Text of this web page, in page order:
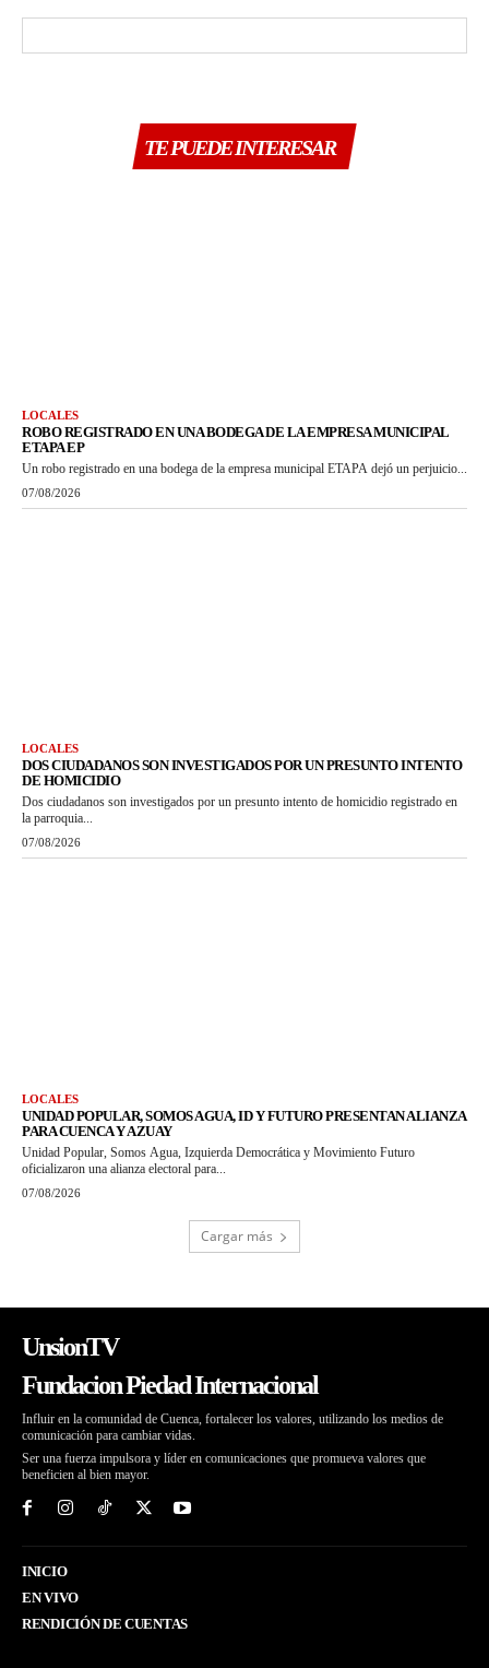
TE PUEDE INTERESAR
LOCALES
ROBO REGISTRADO EN UNA BODEGA DE LA EMPRESA MUNICIPAL
ETAPA EP
Un robo registrado en una bodega de la empresa municipal ETAPA dejó un perjuicio...
07/08/2026
LOCALES
DOS CIUDADANOS SON INVESTIGADOS POR UN PRESUNTO INTENTO
DE HOMICIDIO
Dos ciudadanos son investigados por un presunto intento de homicidio registrado en
la parroquia...
07/08/2026
LOCALES
UNIDAD POPULAR, SOMOS AGUA, ID Y FUTURO PRESENTAN ALIANZA
PARA CUENCA Y AZUAY
Unidad Popular, Somos Agua, Izquierda Democrática y Movimiento Futuro
oficializaron una alianza electoral para...
07/08/2026
Cargar más
UnsionTV
Fundacion Piedad Internacional
Influir en la comunidad de Cuenca, fortalecer los valores, utilizando los medios de
comunicación para cambiar vidas.
Ser una fuerza impulsora y líder en comunicaciones que promueva valores que
beneficien al bien mayor.
INICIO
EN VIVO
RENDICIÓN DE CUENTAS